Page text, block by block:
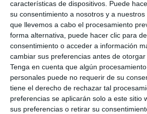
características de dispositivos. Puede
su consentimiento a nosotros y a
que llevemos a cabo el procesamiento
forma alternativa, puede hacer clic para
consentimiento o acceder a información
cambiar sus preferencias antes de
Tenga en cuenta que algún
personales puede no requerir de su
tiene el derecho de rechazar tal
preferencias se aplicarán solo a este sitio
sus preferencias o retirar su
interpuestos”.
Comparte esta noticia desde el
https://mijascom.com/?a=35828
PSOE MIJAS SOCIALISTAS
RENTA BÁSICA PERIODO MEDIO DE PAGO